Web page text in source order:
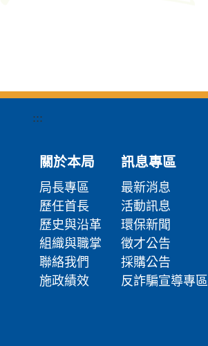
:::
關於本局
局長專區
歷任首長
歷史與沿革
組織與職掌
聯絡我們
施政績效
訊息專區
最新消息
活動訊息
環保新聞
徵才公告
採購公告
反詐騙宣導專區